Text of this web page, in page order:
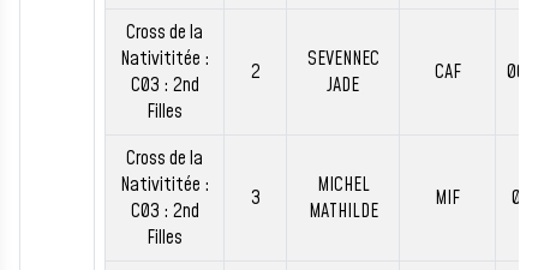
Cross de la
Nativititée :
C03 : 2nd
Filles
2
SEVENNEC
JADE
CAF
Cross de la
Nativititée :
C03 : 2nd
Filles
3
MICHEL
MATHILDE
MIF